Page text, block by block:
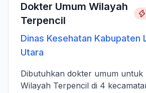
Dokter Umum Wilayah
Terpencil
Dinas Kesehatan Kabupaten
Utara
Dibutuhkan dokter umum untuk
Wilayah Terpencil di 4